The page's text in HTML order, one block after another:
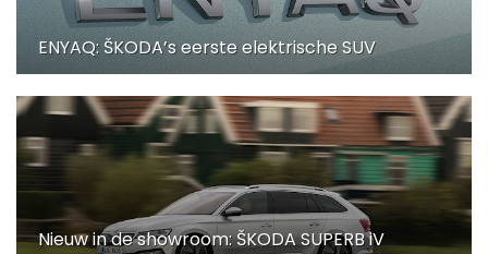
ENYAQ: ŠKODA’s eerste elektrische SUV
Nieuw in de showroom: ŠKODA SUPERB iV